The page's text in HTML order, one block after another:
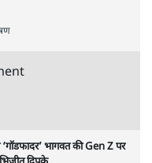
अंधविश्वास,